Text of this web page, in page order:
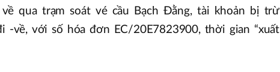
qua trạm soát vé cầu Bạch Đằng, tài khoản bị trừ
-về, với số hóa đơn EC/20E7823900, thời gian “xuất